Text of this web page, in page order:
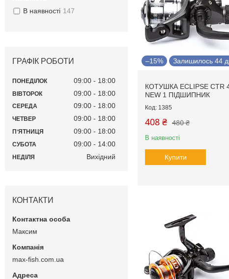
–15% Залишилось 44
КОТУШКА ECLIPSE CTR
NEW 1 ПІДШИПНИК
1385
480 ₴
408 ₴
В наявності
Купити
В наявності 147
ГРАФІК РОБОТИ
ПОНЕДІЛОК 09:00 18:00
ВІВТОРОК 09:00 18:00
СЕРЕДА 09:00 18:00
ЧЕТВЕР 09:00 18:00
ПʼЯТНИЦЯ 09:00 18:00
СУБОТА 09:00 14:00
НЕДІЛЯ Вихідний
КОНТАКТИ
Максим
max-fish.com.ua